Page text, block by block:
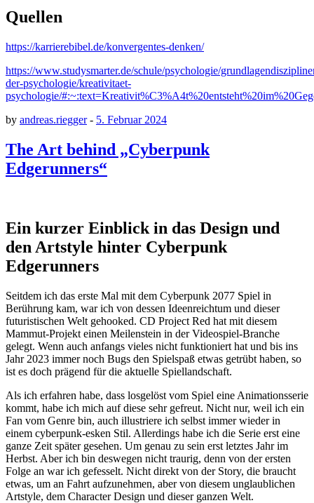
Quellen
https://karrierebibel.de/konvergentes-denken/
https://www.studysmarter.de/schule/psychologie/
der-psychologie/kreativitaet-
psychologie/
by andreas.riegger- 5. Februar 2024
The Art behind „Cyberpunk
Edgerunners“
Ein kurzer Einblick in das Design und
den Artstyle hinter Cyberpunk
Edgerunners
Seitdem ich das erste Mal mit dem Cyberpunk 2077 Spiel in
Berührung kam, war ich von dessen Ideenreichtum und dieser
futuristischen Welt gehooked. CD Project Red hat mit diesem
Mammut-Projekt einen Meilenstein in der Videospiel-Branche
gelegt. Wenn auch anfangs vieles nicht funktioniert hat und bis ins
Jahr 2023 immer noch Bugs den Spielspaß etwas getrübt haben, so
ist es doch prägend für die aktuelle Spiellandschaft.
Als ich erfahren habe, dass losgelöst vom Spiel eine Animationsserie
kommt, habe ich mich auf diese sehr gefreut. Nicht nur, weil ich ein
Fan vom Genre bin, auch illustriere ich selbst immer wieder in
einem cyberpunk-esken Stil. Allerdings habe ich die Serie erst eine
ganze Zeit später gesehen. Um genau zu sein erst letztes Jahr im
Herbst. Aber ich bin deswegen nicht traurig, denn von der ersten
Folge an war ich gefesselt. Nicht direkt von der Story, die braucht
etwas, um an Fahrt aufzunehmen, aber von diesem unglaublichen
Artstyle, dem Character Design und dieser ganzen Welt.